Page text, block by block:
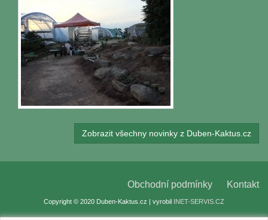
Zobrazit všechny novinky z Duben-Kaktus.cz
Obchodní podmínky Kontakt
Copyright © 2020 Duben-Kaktus.cz | vyrobil INET-SERVIS.CZ